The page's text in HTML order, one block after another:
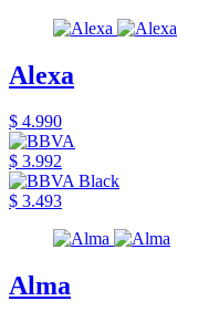
Alexa
$ 4.990
$ 3.992
$ 3.493
Alma